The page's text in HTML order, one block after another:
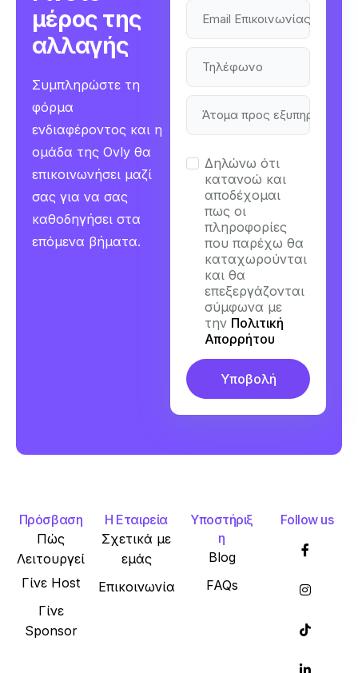
μέρος της
αλλαγής
Συμπληρώστε τη
φόρμα
ενδιαφέροντος και η
ομάδα της Ovly θα
επικοινωνήσει μαζί
σας για να σας
καθοδηγήσει στα
επόμενα βήματα.
Email Επικοινωνίας
Τηλέφωνο
Άτομα προς εξυπηρέτηση
Δηλώνω ότι
κατανοώ και
αποδέχομαι
πως οι
πληροφορίες
που παρέχω θα
καταχωρούνται
και θα
επεξεργάζονται
σύμφωνα με
την Πολιτική
Απορρήτου
Πρόσβαση
Πώς
Λειτουργεί
Γίνε Host
Γίνε
Sponsor
Η Εταιρεία
Σχετικά με
εμάς
Επικοινωνία
Υποστήριξ
η
Blog
FAQs
Follow us